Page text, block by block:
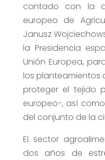
contado con la
europeo de
Janusz
la Presidencia
Unión Europea,
los planteamientos
proteger el tejido
europeo-, así
del conjunto de la
El sector
dos años de